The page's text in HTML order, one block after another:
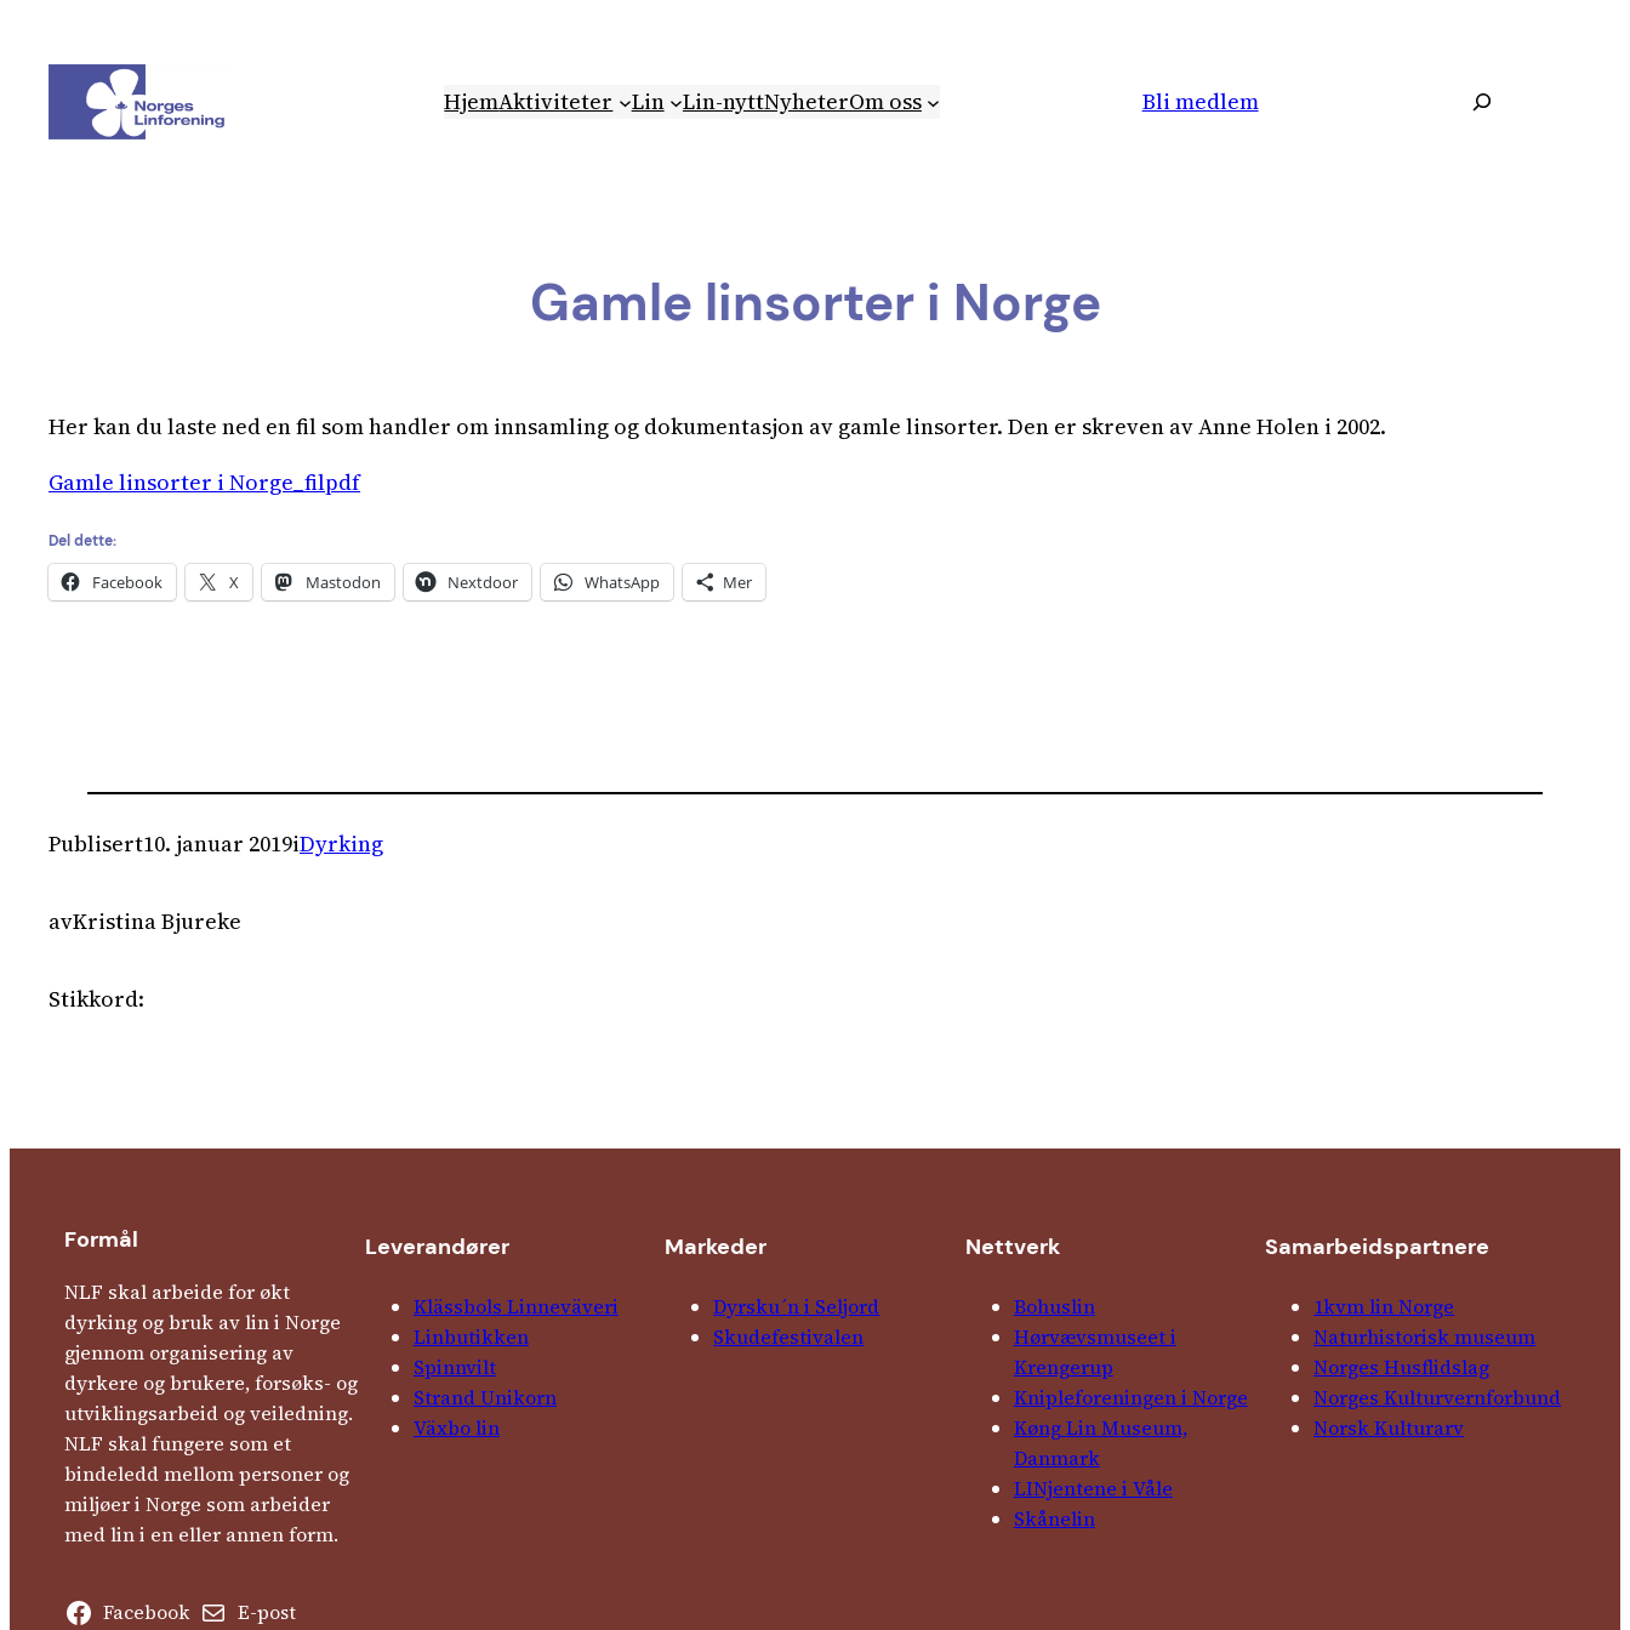
innhold
HjemAktiviteter Lin Lin-nyttNyheterOm oss Bli medlem Søk
Gamle linsorter i Norge
Her kan du laste ned en fil som handler om innsamling og dokumentasjon av gamle linsorter. Den er skreven av Anne Holen i 2002.
Gamle linsorter i Norge_filpdf
Del dette:
Facebook X Mastodon Nextdoor WhatsApp Mer
Publisert10. januar 2019iDyrking
avKristina Bjureke
Stikkord:
Formål
NLF skal arbeide for økt
dyrking og bruk av lin i Norge
gjennom organisering av
dyrkere og brukere, forsøks- og
utviklingsarbeid og veiledning.
NLF skal fungere som et
bindeledd mellom personer og
miljøer i Norge som arbeider
med lin i en eller annen form.
Leverandører
Klässbols Linne­väveri
Linbutikken
Spinnvilt
Strand Unikorn
Växbo lin
Markeder
Dyrsku´n i Seljord
Skude­fes­tivalen
Nettverk
Bohuslin
Hørvævs­museet i
Krengerup
Kniple­foreningen i Norge
Køng Lin Museum,
Danmark
LINjentene i Våle
Skånelin
Samarbeids­partnere
1kvm lin Norge
Natur­his­torisk­ museum
Norges Husflids­lag
Norges Kultur­vern­forbund
Norsk Kulturarv
Facebook E-post